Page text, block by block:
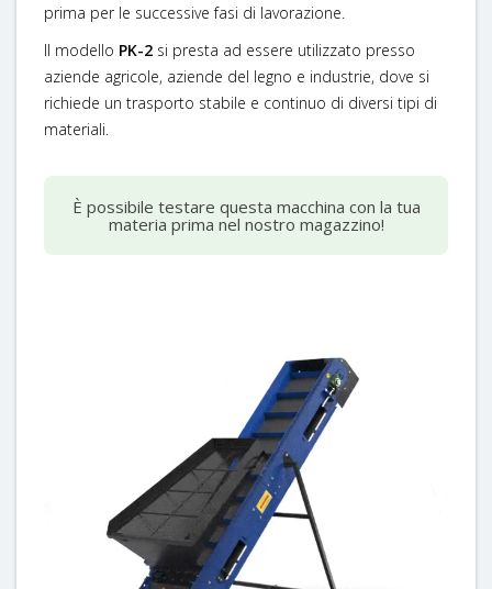
prima per le successive fasi di lavorazione.
Il modello PK-2 si presta ad essere utilizzato presso
aziende agricole, aziende del legno e industrie, dove si
richiede un trasporto stabile e continuo di diversi tipi di
materiali.
È possibile testare questa macchina con la tua
materia prima nel nostro magazzino!